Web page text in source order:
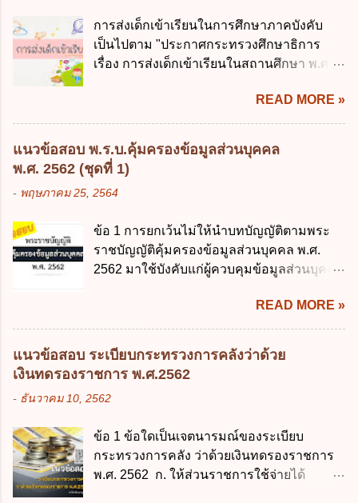
ปานกลางที่คณะรัฐมนตรีเห็นชอบแล้วไปใช้
ประกอบการพิจารณาในเรื่องต่อไปนี้ ยกเว้น
ข้อใด ก. การจัดเก็บหรือหารายได้ ข. การ
ดังต่อไปนี้ ยกเว้น ข้อใด ก. ให้มีการใช้ระบบ
ดิจิทัลอย่างคุ้มค่าและเต็มศักยภาพ ข. พัฒนา
โครงสร้างพื้นฐานด้านดิจิทัลที่จำเป็นให้เป็นไป
เครือข่ายดิจิทัล ง. เพิ่มประสิทธิภาคในการใช้
จ่ายงบประมาณให้เกิดความคุ้มค่าและเป็นไป
ตามเป้าหมาย ข้อ 3 ข้อใดกล่าวได้ถูกต้องที่สุด
เกี่ยวกับ "แผนพัฒนารัฐบาลดิจิทัล" ก. เป็นธร
รับผิดชอบในการบริหารจัดการข้อมูลของ
หน่วยงานของรัฐ ง. กำหนดกรอบและทิศทาง
การบริหารงานภาครัฐและการจัดทำบริการ
สาธารณะในรูปแบบดิจิทัล ข้อ 4 กรรมการ
พัฒนารัฐบาลดิจิทัลโดยตำแหน่ง ม...
การส่งเด็กเข้าเรียนในการศึกษาภาคบังคับ
เป็นไปตาม "ประกาศกระทรวงศึกษาธิการ
เรื่อง การส่งเด็กเข้าเรียนในสถานศึกษา พ.ศ.
เรื่อง หลักเกณฑ์และวิธีการปฏิบัติสำหรับผู้ที่
มิใช่ผู้ปกครองซึ่งมีเด็กที่มีอายุในเกณฑ์การ
ศึกษาภาคบังคับอาศัยอยู่" ออกตามความใน
พระราชบัญญัติการศึกษาภาคบังคับ พ.ศ.
2545 ซึ่งเป็นกฎหมายที่มีโทษทางอาญา โดย
มีสาระสำคัญดังนี้ 1. คำว่า "เด็ก" หมายถึง เด็ก
เว้นแต่เด็กที่สอบได้ชั้นปีที่ 9 ของการศึกษา
ภาคบังคับแล้ว 2. ผู้ปกครอง คือ 2.1 บิดา
มารดา 2.2 บิดาหรือมารดา ซึ่งเป็นผู้ใช้
กฎหมายแพ่งและพาณิชย์ 2.4 บุคคลที่เด็ก
อยู่ด้วยเป็นประจำหรือที่เด็กอยู่รับใช้การงาน
3. ผู้ปกครองดังกล่าว มีหน้าที่ ส่งเด็กเข้าเรียน
ในสถานศึกษาในวันแรกของการเปิดเรียนภาค
การเปิดเรียนภาคต้น ถ้าสถานศึกษายังมิไ...
READ MORE »
แนวข้อสอบ พ.ร.บ.คุ้มครองข้อมูลส่วนบุคคล
พ.ศ. 2562 (ชุดที่ 1)
- พฤษภาคม 25, 2564
ข้อ 1 การยกเว้นไม่ให้นำบทบัญญัติตามพระ
ราชบัญญัติคุ้มครองข้อมูลส่วนบุคคล พ.ศ.
2562 มาใช้บังคับแก่ผู้ควบคุมข้อมูลส่วนบุคคล
ข. พระราชกำหนด ค. พระราชกฤษฎีกา ง. กฎ
กระทรวง ข้อ 2 กฎหมายตามข้อ 1 กำหนด
หน่วยงานและกิจการใดที่ผู้ควบคุมข้อมูลส่วน
รัฐทุกแห่ง ข. กิจการด้านการศึกษา ค. กิจการ
ข้อ 3 โดยหลัก ทั่วไป พระราชบัญญัติคุ้มครอง
ข้อมูลส่วนบุคคล พ.ศ. 2562 ใช้บังคับตั้งแต่วัน
ใด ก. 26 พฤษภาคม 2562 ข. 27 พฤษภาคม
READ MORE »
แนวข้อสอบ ระเบียบกระทรวงการคลังว่าด้วย
เงินทดรองราชการ พ.ศ.2562
- ธันวาคม 10, 2562
ข้อ 1 ข้อใดเป็นเจตนารมณ์ของระเบียบ
กระทรวงการคลัง ว่าด้วยเงินทดรองราชการ
พ.ศ. 2562 ก. ให้ส่วนราชการใช้จ่ายได้